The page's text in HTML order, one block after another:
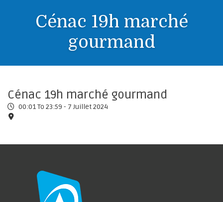
Cénac 19h marché
gourmand
Cénac 19h marché gourmand
00:01 To 23:59 - 7 Juillet 2024